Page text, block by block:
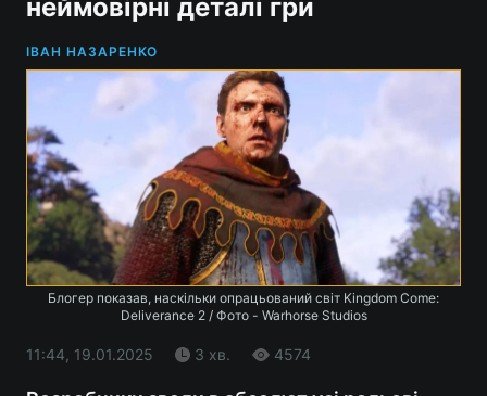
неймовірні деталі гри
ІВАН НАЗАРЕНКО
Блогер показав, наскільки опрацьований світ Kingdom Come:
Deliverance 2 / Фото - Warhorse Studios
11:44, 19.01.2025 3 хв. 4574